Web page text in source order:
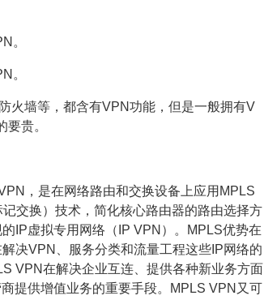
。
。
火墙等，都含有VPN功能，但是一般拥有V
贵。
，是在网络路由和交换设备上应用MPLS
交换）技术，简化核心路由器的路由选择方
IP虚拟专用网络（IP VPN）。MPLS优势在
决VPN、服务分类和流量工程这些IP网络的
VPN在解决企业互连、提供各种新业务方面
提供增值业务的重要手段。MPLS VPN又可